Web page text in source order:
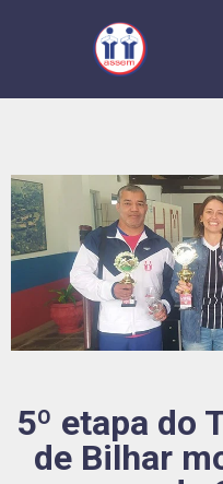
5º etapa do
de Bilhar